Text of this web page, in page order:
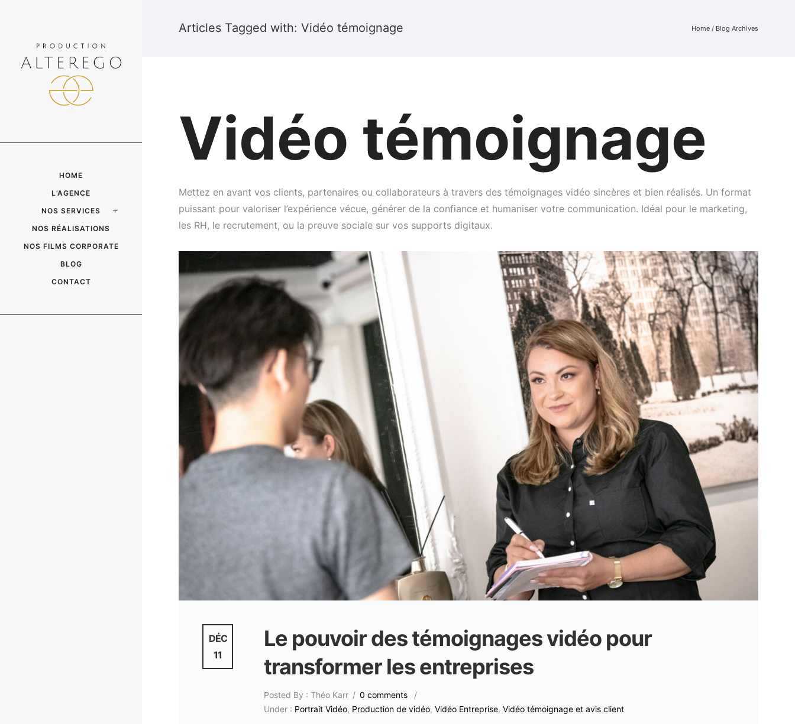
HOME
L’AGENCE
NOS SERVICES
NOS RÉALISATIONS
NOS FILMS CORPORATE
BLOG
CONTACT
Articles Tagged with: Vidéo témoignage Home / Blog Archives
Vidéo témoignage
Mettez en avant vos clients, partenaires ou collaborateurs à travers des témoignages vidéo sincères et bien réalisés. Un format
puissant pour valoriser l’expérience vécue, générer de la confiance et humaniser votre communication. Idéal pour le marketing,
les RH, le recrutement, ou la preuve sociale sur vos supports digitaux.
DÉC
11
Le pouvoir des témoignages vidéo pour
transformer les entreprises
Posted By : Théo Karr / 0 comments
/
Under : Portrait Vidéo, Production de vidéo, Vidéo Entreprise, Vidéo témoignage et avis client